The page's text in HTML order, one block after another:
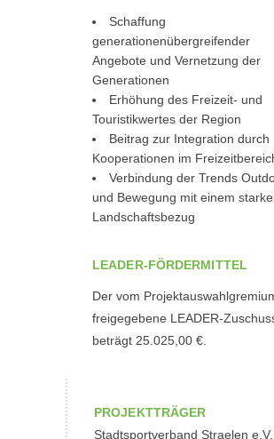
Schaffung
generationenübergreifender
Angebote und Vernetzung der
Generationen
Erhöhung des Freizeit- und
Touristikwertes der Region
Beitrag zur Integration durch
Kooperationen im
Verbindung der Trends
und Bewegung mit einem
Landschaftsbezug
LEADER-FÖRDERMITTEL
Der vom
freigegebene LEADER-
beträgt 25.025,00 €.
PROJEKTTRÄGER
Stadtsportverband Straelen e.V.